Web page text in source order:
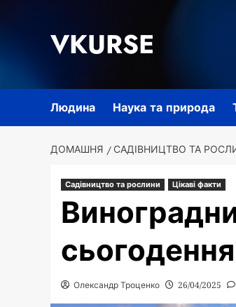
VKURSE
Людина Наука та природа
ДОМАШНЯ САДІВНИЦТВО ТА
Садівництво та рослини Цікаві факти
сьогодення
Олександр Троценко 26/04/2025